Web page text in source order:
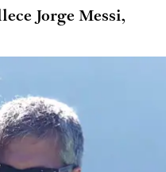
Jorge Messi,